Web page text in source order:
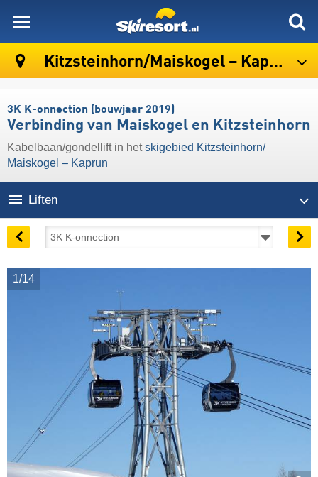
Kitzsteinhorn/​Maiskogel – Kaprun
3K K-onnection (bouwjaar 2019)
Verbinding van Maiskogel en Kitzsteinhorn
Kabelbaan/gondellift in hetskigebied Kitzsteinhorn/​
Maiskogel – Kaprun
Liften
1/14